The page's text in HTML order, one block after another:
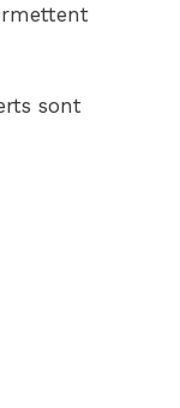
sont